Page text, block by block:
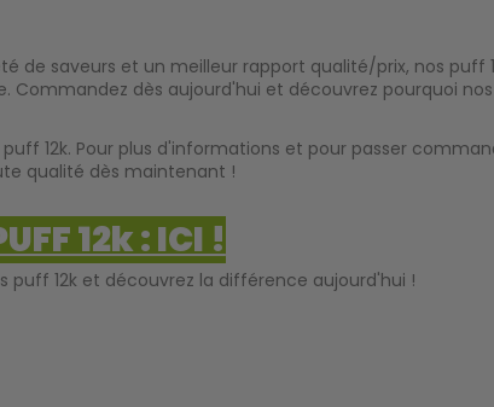
saveurs et un meilleur rapport qualité/prix, nos puff
dès aujourd'hui et découvrez pourquoi
12k. Pour plus d'informations et pour passer
qualité dès maintenant !
12k : ICI !
puff 12k et découvrez la différence aujourd'hui !